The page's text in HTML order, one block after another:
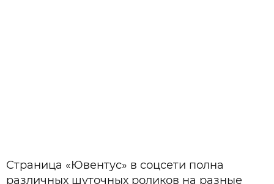
Страница «Ювентус» в соцсети полна
различных шуточных роликов на разные